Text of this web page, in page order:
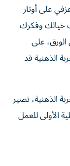
على أوتار
خيالك وفكرك
على
الذهنية قد
الذهنية، تصير
الأولى للعمل